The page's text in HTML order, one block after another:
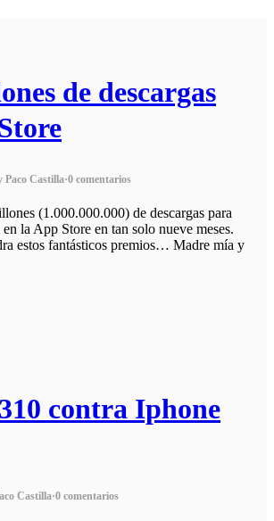
de descargas
Paco Castilla·0 comentarios
(1.000.000.000) de descargas para
la App Store en tan solo nueve meses.
estos fantásticos premios… Madre mía y
contra Iphone
Castilla·0 comentarios